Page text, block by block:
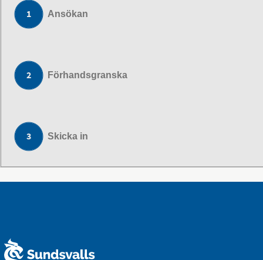
Ansökan
Förhandsgranska
Skicka in